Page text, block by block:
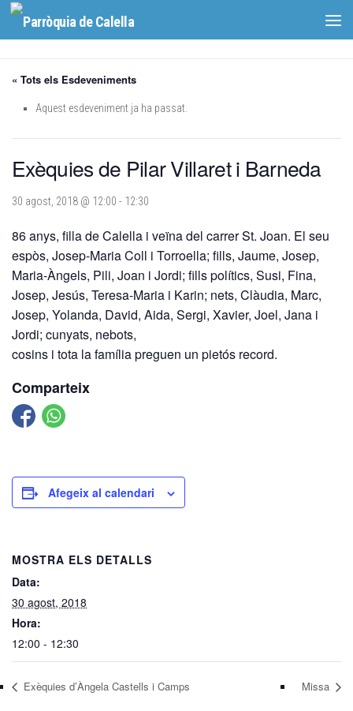
Skip to content
« Tots els Esdeveniments
Aquest esdeveniment ja ha passat.
Exèquies de Pilar Villaret i Barneda
30 agost, 2018 @ 12:00 - 12:30
86 anys, filla de Calella i veïna del carrer St. Joan. El seu
espòs, Josep-Maria Coll i Torroella; fills, Jaume, Josep,
Maria-Àngels, Pili, Joan i Jordi; fills polítics, Susi, Fina,
Josep, Jesús, Teresa-Maria i Karin; nets, Clàudia, Marc,
Josep, Yolanda, David, Aida, Sergi, Xavier, Joel, Jana i
Jordi; cunyats, nebots,
cosins i tota la família preguen un pietós record.
Comparteix
Afegeix al calendari
MOSTRA ELS DETALLS
Data:
30 agost, 2018
Hora:
12:00 - 12:30
Exèquies d’Àngela Castells i Camps Missa